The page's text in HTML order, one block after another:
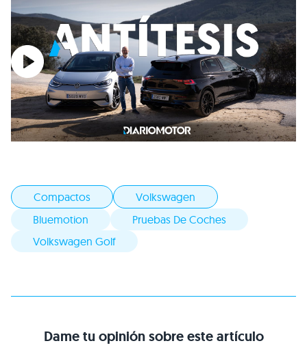
Compactos
Volkswagen
Bluemotion
Pruebas De Coches
Volkswagen Golf
Dame tu opinión sobre este artículo